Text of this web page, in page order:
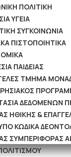
ΠΟΛΙΤΙΚΗ
ΥΓΕΙΑ
ΣΥΓΚΟΙΝΩΝΙΑ
ΠΙΣΤΟΠΟΙΗΤΙΚΑ
ΠΑΙΔΕΙΑΣ
ΤΜΗΜΑ
ΔΕΔΟΜΕΝΩΝ
ΗΘΙΚΗΣ &
ΚΩΔΙΚΑ
ΣΥΜΠΕΡΙΦΟΡΑΣ